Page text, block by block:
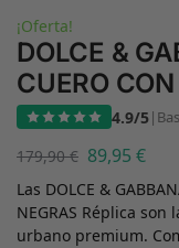
¡Oferta!
DOLCE &
CUERO
4.9/5|
179,90€ 89,95 €
Las DOLCE &
NEGRAS Réplica
urbano premium.